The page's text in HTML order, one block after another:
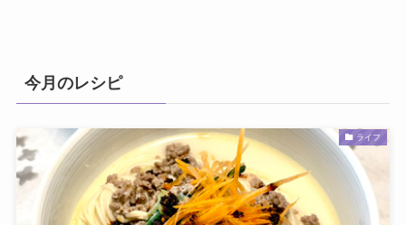
今月のレシピ
ライフ